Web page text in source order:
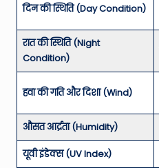
दिन की स्थिति (Day Condition)
रात की स्थिति (Night
Condition)
हवा की गति और दिशा (Wind)
औसत आर्द्रता (Humidity)
यूवी इंडेक्स (UV Index)